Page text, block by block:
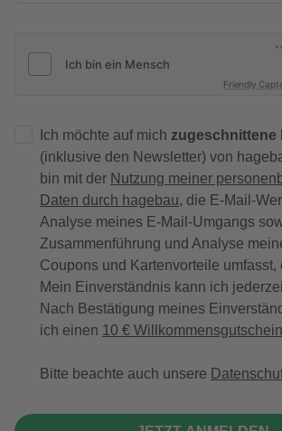
Friendly
Ich möchte auf mich zugeschnittene
(inklusive den Newsletter) von
bin mit der Nutzung meiner
Daten durch hagebau, die E-Mail-
Analyse meines E-Mail-Umgangs
Zusammenführung und Analyse
Coupons und Kartenvorteile umfasst,
Mein Einverständnis kann ich
Nach Bestätigung meines
ich einen 10 € Willkommensgutschein
Bitte beachte auch unsere